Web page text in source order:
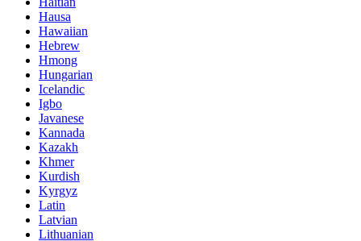
Hausa
Hawaiian
Hebrew
Hmong
Hungarian
Icelandic
Igbo
Javanese
Kannada
Kazakh
Khmer
Kurdish
Kyrgyz
Latin
Latvian
Lithuanian